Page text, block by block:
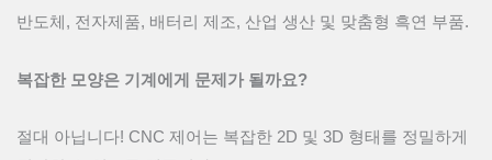
반도체, 전자제품, 배터리 제조, 산업 생산 및 맞춤형 흑연 부품.
복잡한 모양은 기계에게 문제가 될까요?
절대 아닙니다! CNC 제어는 복잡한 2D 및 3D 형태를 정밀하게